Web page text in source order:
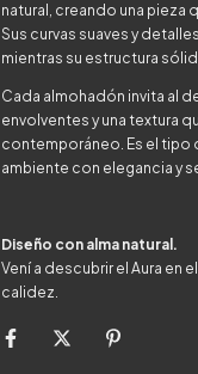
natural, creando una pieza
Sus curvas suaves y
mientras su estructura
Cada almohadón invita al
envolventes y una textura
contemporáneo. Es el tipo
ambiente con elegancia y
Diseño con alma natural.
Vení a descubrir el Aura en
calidez.